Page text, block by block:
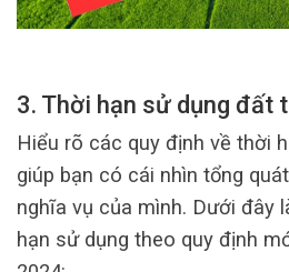
3. Thời hạn sử dụng đất
Hiểu rõ các quy định về thời
giúp bạn có cái nhìn tổng
nghĩa vụ của mình. Dưới đây
hạn sử dụng theo quy định